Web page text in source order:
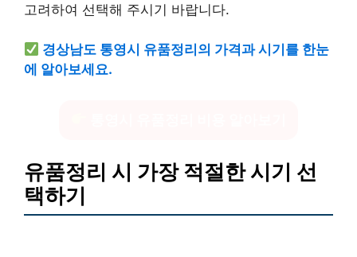
고려하여 선택해 주시기 바랍니다.
경상남도 통영시 유품정리의 가격과 시기를 한눈
에 알아보세요.
유품정리 시 가장 적절한 시기 선
택하기